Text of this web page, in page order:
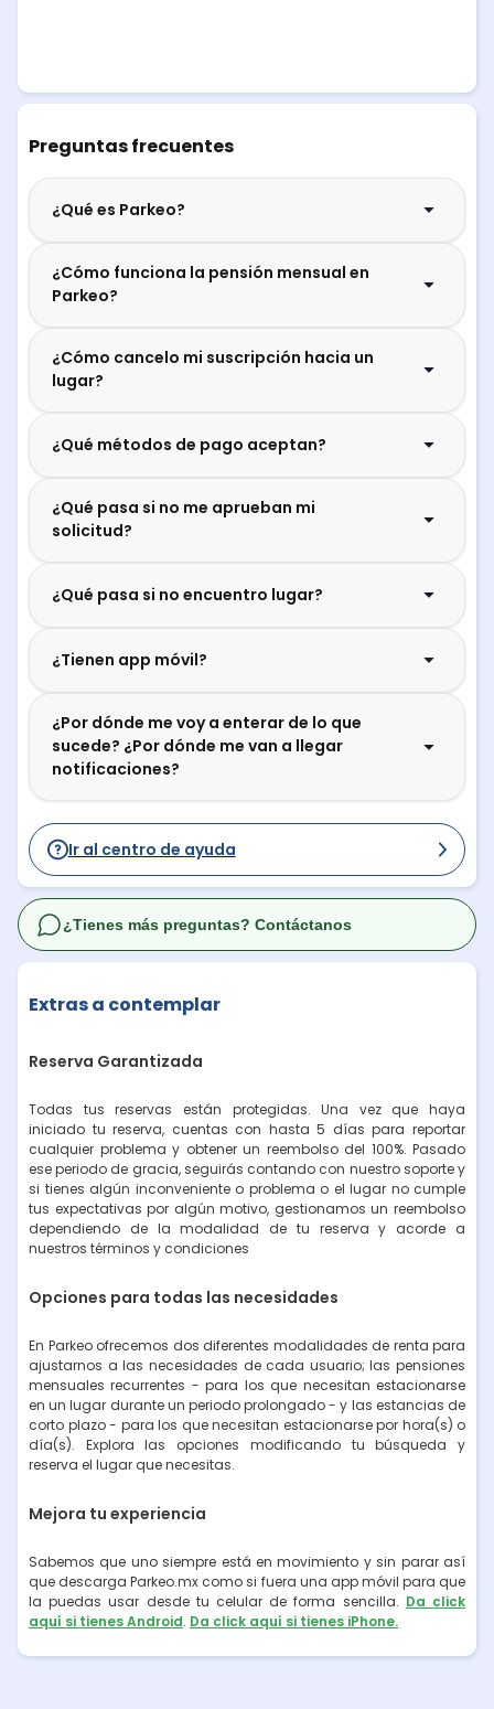
Preguntas frecuentes
¿Qué es Parkeo?
¿Cómo funciona la pensión mensual en
Parkeo?
¿Cómo cancelo mi suscripción hacia un
lugar?
¿Qué métodos de pago aceptan?
¿Qué pasa si no me aprueban mi
solicitud?
¿Qué pasa si no encuentro lugar?
¿Tienen app móvil?
¿Por dónde me voy a enterar de lo que
sucede? ¿Por dónde me van a llegar
notificaciones?
Ir al centro de ayuda
Extras a contemplar
Reserva Garantizada
Todas tus reservas están protegidas. Una vez que haya
iniciado tu reserva, cuentas con hasta 5 días para reportar
cualquier problema y obtener un reembolso del 100%. Pasado
ese periodo de gracia, seguirás contando con nuestro soporte y
si tienes algún inconveniente o problema o el lugar no cumple
tus expectativas por algún motivo, gestionamos un reembolso
dependiendo de la modalidad de tu reserva y acorde a
nuestros términos y condiciones
Opciones para todas las necesidades
En Parkeo ofrecemos dos diferentes modalidades de renta para
ajustarnos a las necesidades de cada usuario; las pensiones
mensuales recurrentes - para los que necesitan estacionarse
en un lugar durante un periodo prolongado - y las estancias de
corto plazo - para los que necesitan estacionarse por hora(s) o
día(s). Explora las opciones modificando tu búsqueda y
reserva el lugar que necesitas.
Mejora tu experiencia
Sabemos que uno siempre está en movimiento y sin parar así
que descarga Parkeo.mx como si fuera una app móvil para que
la puedas usar desde tu celular de forma sencilla. Da click
aquí si tienes Android. Da click aquí si tienes iPhone.
¿Tienes más preguntas? Contáctanos